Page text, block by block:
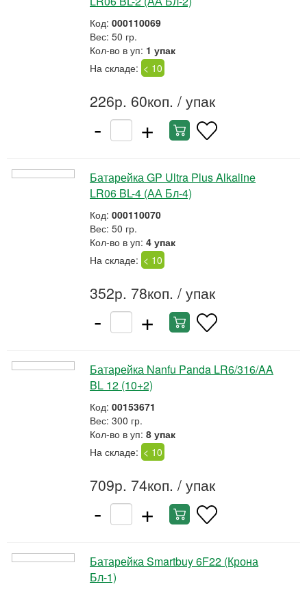
Код: 000110069
Вес: 50 гр.
Кол-во в уп: 1 упак
На складе: < 10
226р. 60коп. / упак
- +
Батарейка GP Ultra Plus Alkaline
LR06 BL-4 (АА Бл-4)
Код: 000110070
Вес: 50 гр.
Кол-во в уп: 4 упак
На складе: < 10
352р. 78коп. / упак
- +
Батарейка Nanfu Panda LR6/316/AA
BL 12 (10+2)
Код: 00153671
Вес: 300 гр.
Кол-во в уп: 8 упак
На складе: < 10
709р. 74коп. / упак
- +
Батарейка Smartbuy 6F22 (Крона
Бл-1)